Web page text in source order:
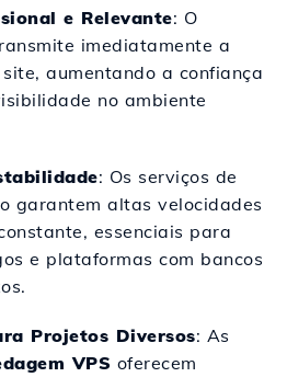
e Relevante: O
imediatamente a
aumentando a confiança
no ambiente
: Os serviços de
garantem altas velocidades
essenciais para
e plataformas com bancos
Projetos Diversos: As
VPS oferecem